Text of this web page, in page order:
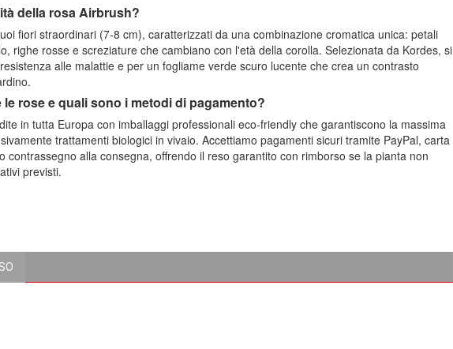
della rosa Airbrush?
fiori straordinari (7-8 cm), caratterizzati da una combinazione cromatica unica: petali
righe rosse e screziature che cambiano con l'età della corolla. Selezionata da Kordes, si
alle malattie e per un fogliame verde scuro lucente che crea un contrasto
rose e quali sono i metodi di pagamento?
in tutta Europa con imballaggi professionali eco-friendly che garantiscono la massima
trattamenti biologici in vivaio. Accettiamo pagamenti sicuri tramite PayPal, carta
contrassegno alla consegna, offrendo il reso garantito con rimborso se la pianta non
previsti.